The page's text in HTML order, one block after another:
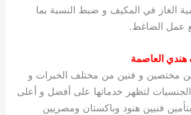
الغاز في المكيف و ضبط النسبة بما
عمل الضاغط.
هندي العاصمة
مختصين و فنين من مختلف الخبرات و
لتظهر خدماتها على أفضل و أعلى
فنيين هنود وباكستان ومصريين